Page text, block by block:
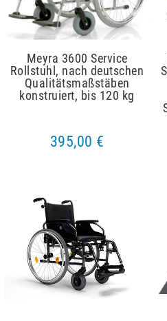
Meyra 3600 Service
Rollstuhl, nach deutschen
Qualitätsmaßstäben
konstruiert, bis 120 kg
395,00 €